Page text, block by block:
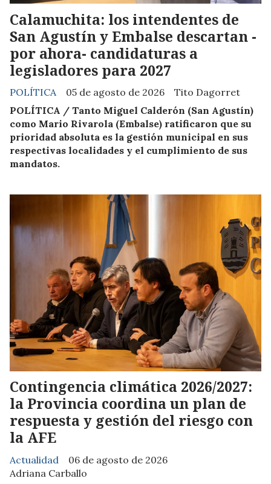
Calamuchita: los intendentes de
San Agustín y Embalse descartan -
por ahora- candidaturas a
legisladores para 2027
Tito Dagorret
POLÍTICA
05 de agosto de 2026
POLÍTICA / Tanto Miguel Calderón (San Agustín)
como Mario Rivarola (Embalse) ratificaron que su
prioridad absoluta es la gestión municipal en sus
respectivas localidades y el cumplimiento de sus
mandatos.
Contingencia climática 2026/2027:
la Provincia coordina un plan de
respuesta y gestión del riesgo con
la AFE
Adriana Carballo
Actualidad 06 de agosto de 2026